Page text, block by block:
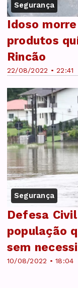
Segurança
22/08/2022 • 22:41
Idoso
produtos
Rincão
Segurança
10/08/2022 • 18:04
Defesa
população
sem